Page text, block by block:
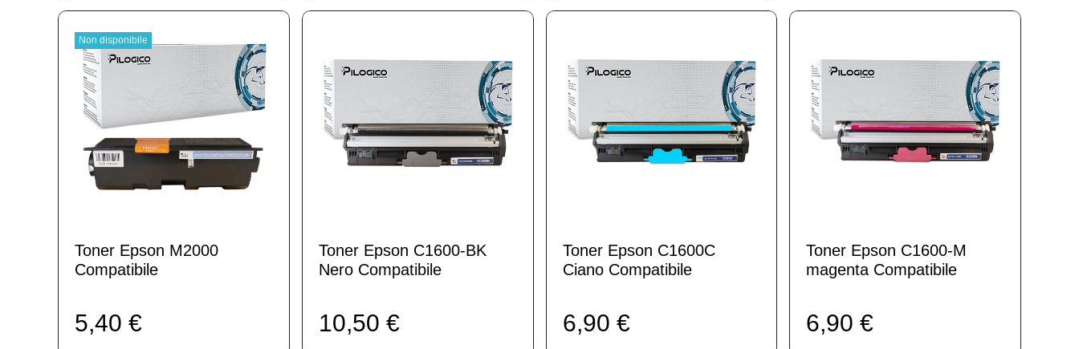
Non disponibile
Toner Epson M2000
Compatibile
5,40 €
Toner Epson C1600-BK
Nero Compatibile
10,50 €
Toner Epson C1600C
Ciano Compatibile
6,90 €
Toner Epson C1600-M
magenta Compatibile
6,90 €